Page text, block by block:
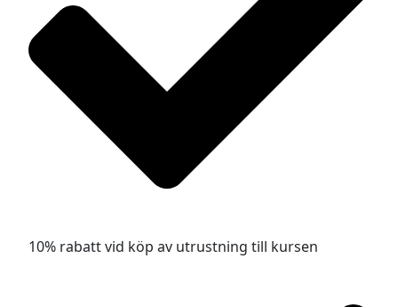
10% rabatt vid köp av utrustning till kursen